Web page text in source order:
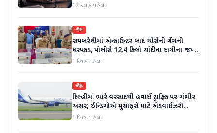
12 કલાક પહેલા
રાષ્ટ્રીય
રાયબરેલીમાં એન્કાઉન્ટર બાદ ચોરોની ગેંગની
ધરપકડ, પોલીસે 12.4 કિલો ચાંદીના દાગીના જપ્ત
કર્યા
1 દિવસ પહેલા
રાષ્ટ્રીય
દિલ્હીમાં ભારે વરસાદથી હવાઈ ટ્રાફિક પર ગંભીર
અસર; ઈન્ડિગોએ મુસાફરો માટે એડવાઈઝરી
જાહેર કરી
1 દિવસ પહેલા